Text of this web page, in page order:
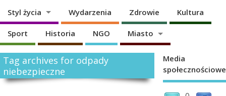
Styl życia Wydarzenia Zdrowie Kultura
Sport Historia NGO Miasto
Tag archives for odpady
niebezpieczne
Media
społecznościowe